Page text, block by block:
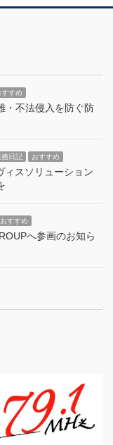
すすめ
・不法侵入を防ぐ防
務日記 おすすめ
ィスソリューション
おすすめ
へ参画のお知ら